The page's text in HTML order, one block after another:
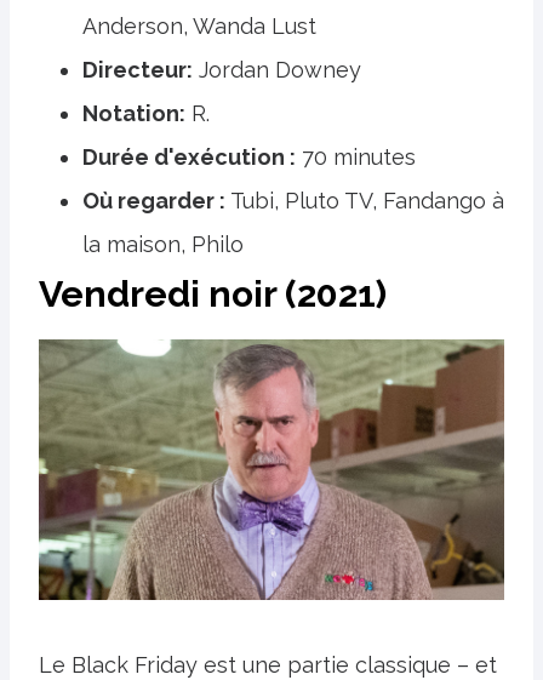
Anderson, Wanda Lust
Directeur: Jordan Downey
Notation: R.
Durée d'exécution : 70 minutes
Où regarder : Tubi, Pluto TV, Fandango à
la maison, Philo
Vendredi noir (2021)
Le Black Friday est une partie classique – et